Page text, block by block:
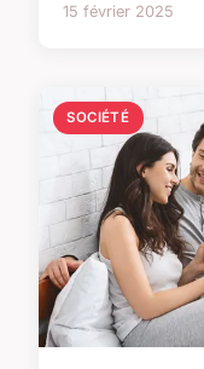
15 février 2025
SOCIÉTÉ